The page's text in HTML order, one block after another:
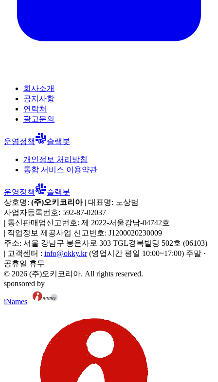
회사소개
공지사항
연락처
광고문의
운영정책 슬랙봇
개인정보 처리방침
통합 서비스 이용약관
운영정책
슬랙봇
상호명: (주)오키코리아| 대표명: 노상범
사업자등록번호: 592-87-02037
| 통신판매업신고번호: 제 2022-서울강남-04742호
| 직업정보 제공사업 신고번호: J1200020230009
주소: 서울 강남구 봉은사로 303 TGL경복빌딩 502호 (06103)
| 고객센터 : info@okky.kr (영업시간 평일 10:00~17:00) 주말 ·
공휴일 휴무
© 2026 (주)오키코리아. All rights reserved.
sponsored by
iNames